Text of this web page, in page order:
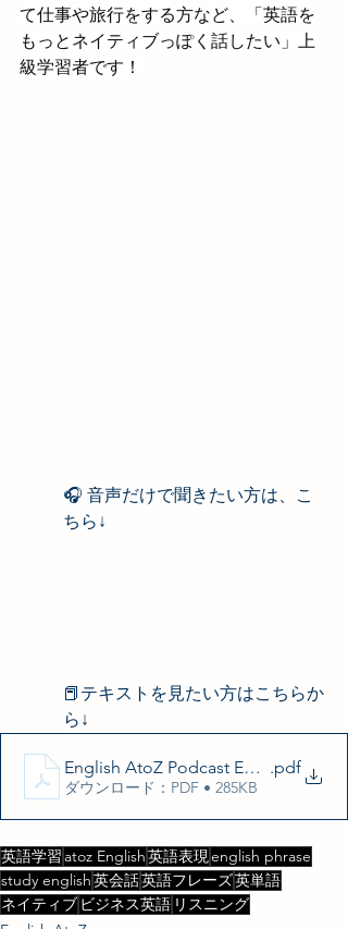
て仕事や旅行をする方など、「英語を
もっとネイティブっぽく話したい」上
級学習者です！
🎧 音声だけで聞きたい方は、こ
ちら↓
📕テキストを見たい方はこちらか
ら↓
English AtoZ Podcast Episode 6
.pdf
ダウンロード：PDF • 285KB
英語学習 atoz English英語表現english phrase
study english英会話英語フレーズ英単語
ネイティブ ビジネス英語 リスニング